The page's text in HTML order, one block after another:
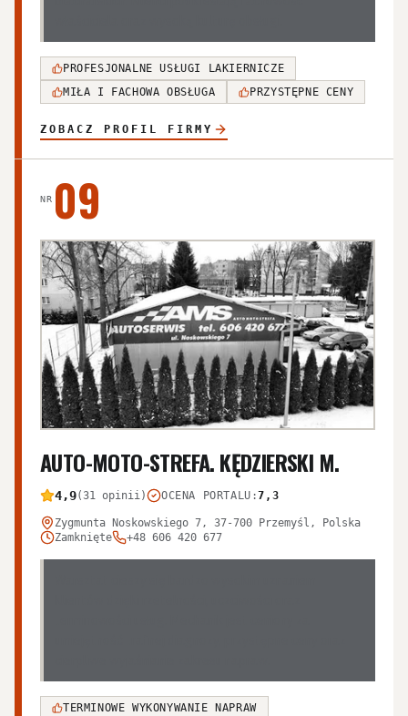
PROFESJONALNE USŁUGI LAKIERNICZE
MIŁA I FACHOWA OBSŁUGA
PRZYSTĘPNE CENY
ZOBACZ PROFIL FIRMY
NR 09
AUTO-MOTO-STREFA. KĘDZIERSKI M.
4,9(31 opinii) OCENA PORTALU :7,3
Zygmunta Noskowskiego 7, 37-700 Przemyśl, Polska
Zamknięte
+48 606 420 677
TERMINOWE WYKONYWANIE NAPRAW